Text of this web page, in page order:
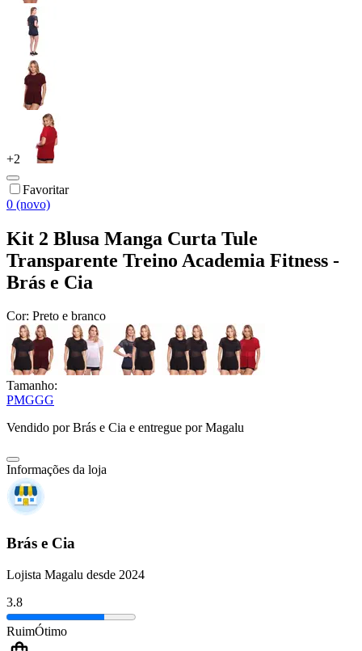
+2
Favoritar
0 (novo)
Kit 2 Blusa Manga Curta Tule
Transparente Treino Academia Fitness -
Brás e Cia
Cor: Preto e branco
Tamanho:
PMGGG
Vendido porBrás e Cia e entregue por Magalu
Informações da loja
Brás e Cia
Lojista Magalu desde 2024
3.8
RuimÓtimo